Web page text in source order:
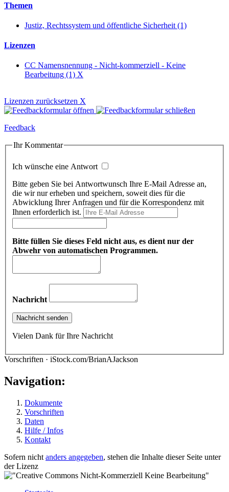
Themen
Justiz, Rechtssystem und öffentliche Sicherheit (1)
Lizenzen
CC Namensnennung - Nicht-kommerziell - Keine
Bearbeitung (1) X
Lizenzen zurücksetzen X
Feedback
Ihr Kommentar
Ich wünsche eine Antwort
Bitte geben Sie bei Antwortwunsch Ihre E-Mail Adresse an,
die wir nur erheben und speichern, soweit dies für die
Abwicklung Ihrer Anfragen und für die Korrespondenz mit
Ihnen erforderlich ist.
Bitte füllen Sie dieses Feld nicht aus, es dient nur der
Abwehr von automatischen Programmen.
Nachricht
Vielen Dank für Ihre Nachricht
Vorschriften · iStock.com/BrianAJackson
Navigation:
Dokumente
Vorschriften
Daten
Hilfe / Infos
Kontakt
Sofern nicht anders angegeben, stehen die Inhalte dieser Seite unter
der Lizenz